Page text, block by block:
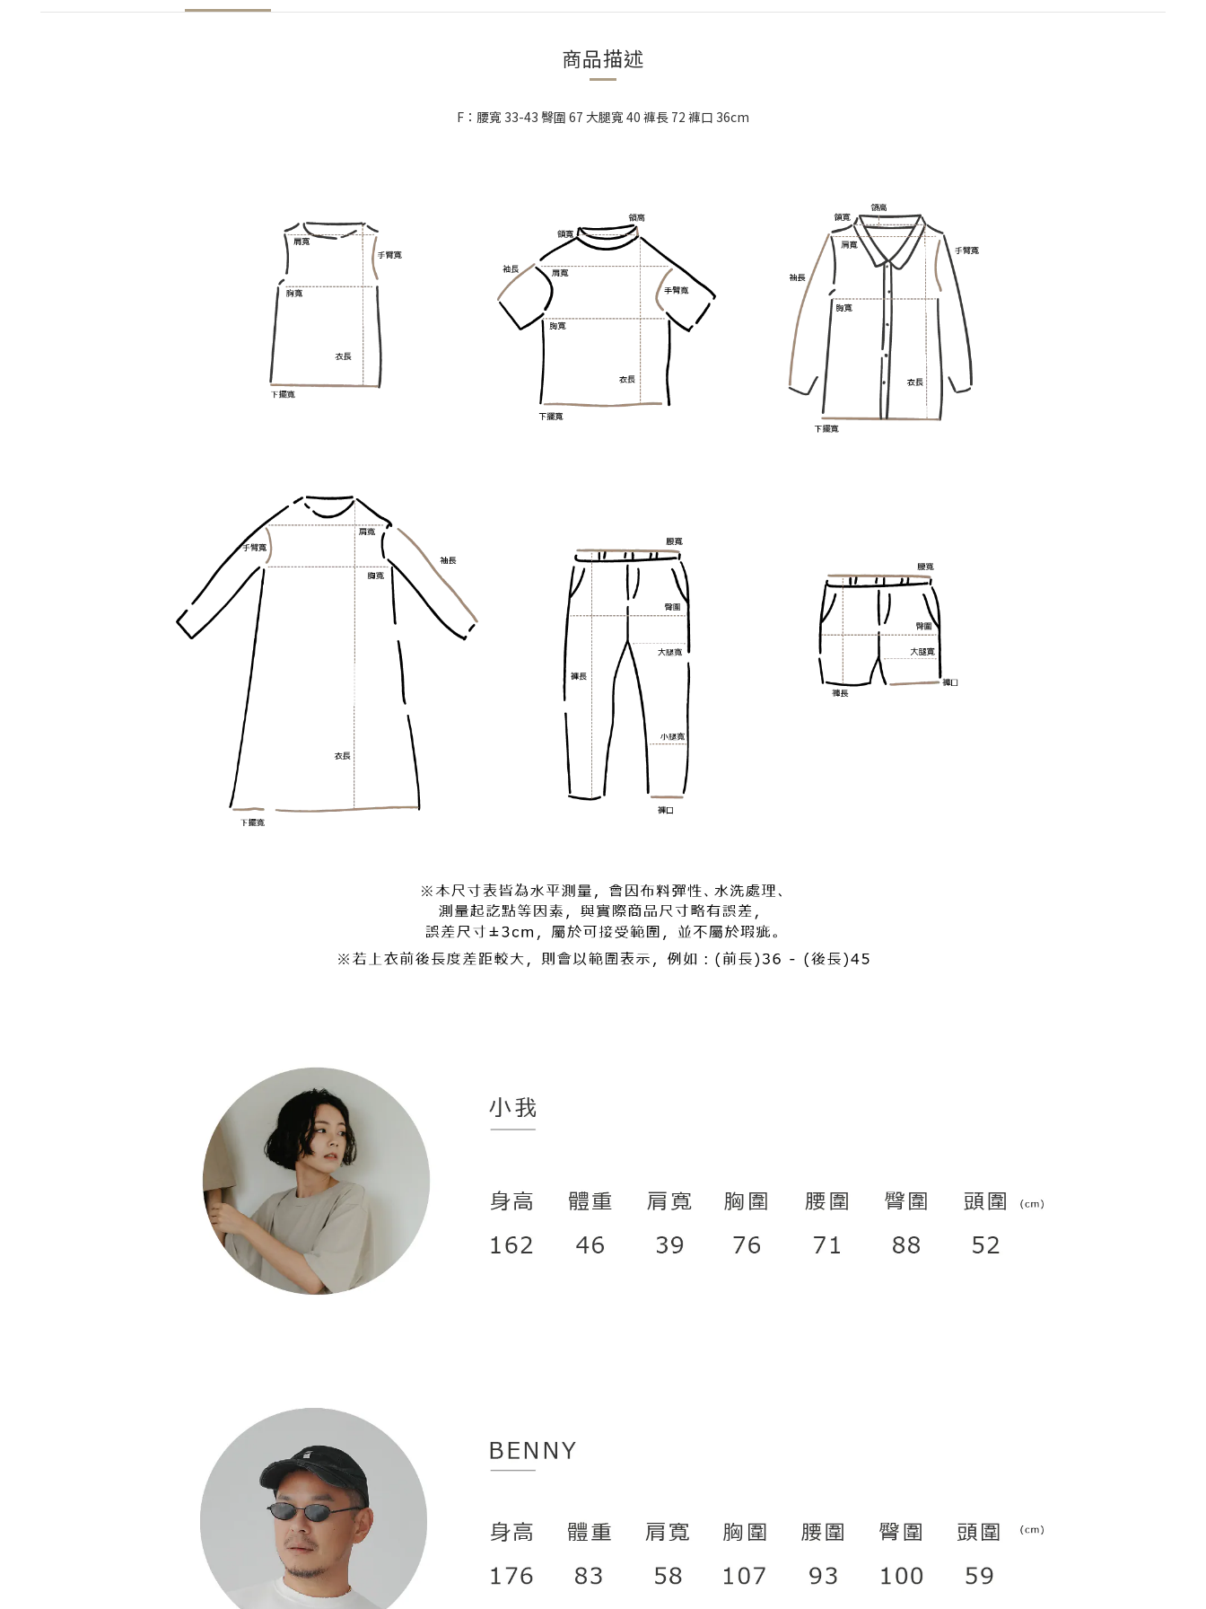
商品描述
F：腰寬 33-43 臀圍 67 大腿寬 40 褲長 72 褲口 36cm